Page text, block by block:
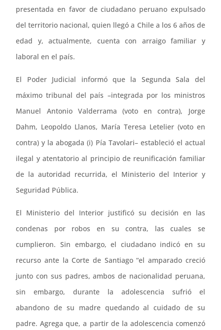
presentada en favor de ciudadano peruano expulsado
del territorio nacional, quien llegó a Chile a los 6 años de
edad y, actualmente, cuenta con arraigo familiar y
laboral en el país.
El Poder Judicial informó que la Segunda Sala del
máximo tribunal del país –integrada por los ministros
Manuel Antonio Valderrama (voto en contra), Jorge
Dahm, Leopoldo Llanos, María Teresa Letelier (voto en
contra) y la abogada (i) Pía Tavolari– estableció el actual
ilegal y atentatorio al principio de reunificación familiar
de la autoridad recurrida, el Ministerio del Interior y
Seguridad Pública.
El Ministerio del Interior justificó su decisión en las
condenas por robos en su contra, las cuales se
cumplieron. Sin embargo, el ciudadano indicó en su
recurso ante la Corte de Santiago “el amparado creció
junto con sus padres, ambos de nacionalidad peruana,
sin embargo, durante la adolescencia sufrió el
abandono de su madre quedando al cuidado de su
padre. Agrega que, a partir de la adolescencia comenzó